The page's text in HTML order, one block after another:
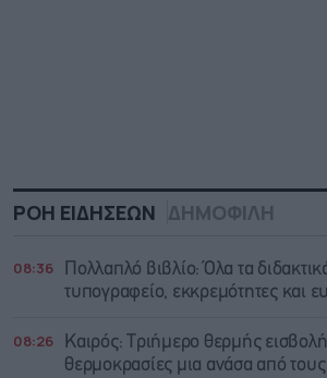
ΡΟΗ ΕΙΔΗΣΕΩΝ ΔΗΜΟΦΙΛΗ
08:36
Πολλαπλό βιβλίο: Όλα τα
τυπογραφείο, εκκρεμότητες και
08:26
Καιρός: Τριήμερο θερμής
θερμοκρασίες μια ανάσα από